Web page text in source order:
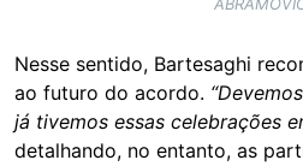
Nesse sentido, Bartesaghi
ao futuro do acordo.
já tivemos essas celebrações
detalhando, no entanto, as